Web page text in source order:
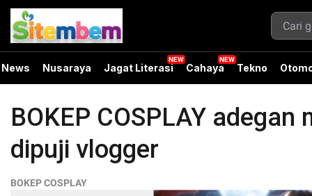
News Nusaraya Jagat Literasi Cahaya Tekno
BOKEP COSPLAY
dipuji vlogger
BOKEP COSPLAY